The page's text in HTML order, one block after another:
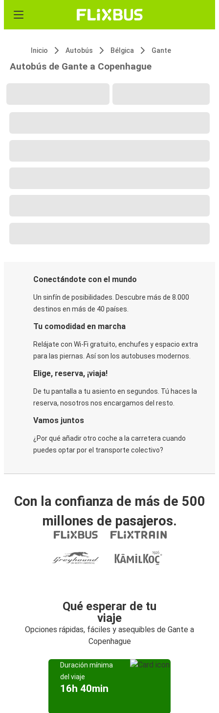
Inicio Autobús Bélgica Gante
Autobús de Gante a Copenhague
Conectándote con el mundo
Un sinfín de posibilidades. Descubre más de 8.000
destinos en más de 40 países.
Tu comodidad en marcha
Relájate con Wi-Fi gratuito, enchufes y espacio extra
para las piernas. Así son los autobuses modernos.
Elige, reserva, ¡viaja!
De tu pantalla a tu asiento en segundos. Tú haces la
reserva, nosotros nos encargamos del resto.
Vamos juntos
¿Por qué añadir otro coche a la carretera cuando
puedes optar por el transporte colectivo?
Con la confianza de más de 500
millones de pasajeros.
Qué esperar de tu
viaje
Opciones rápidas, fáciles y asequibles de Gante a
Copenhague
Duración mínima
del viaje
16h 40min